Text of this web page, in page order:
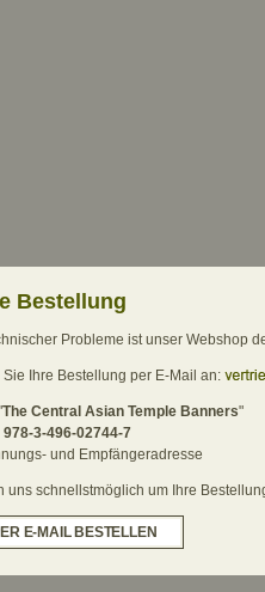
Bestellung
Probleme ist unser Webshop
Sie Ihre Bestellung per E-Mail an:
The Central Asian Temple Banners"
978-3-496-02744-7
und Empfängeradresse
uns schnellstmöglich um Ihre
E-MAIL BESTELLEN